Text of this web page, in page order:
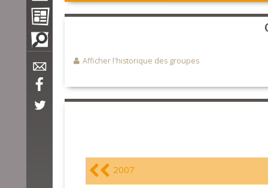
Afficher l'historique des groupes
2007